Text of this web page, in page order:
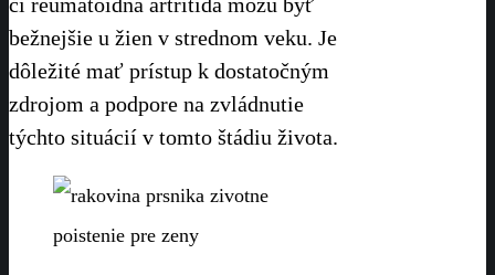
bežnejšie u žien v strednom veku. Je
dôležité mať prístup k dostatočným
zdrojom a podpore na zvládnutie
týchto situácií v tomto štádiu života.